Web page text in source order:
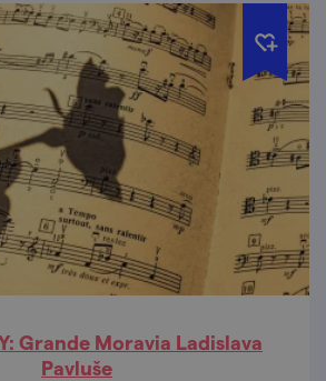
Grande Moravia Ladislava
Pavluše